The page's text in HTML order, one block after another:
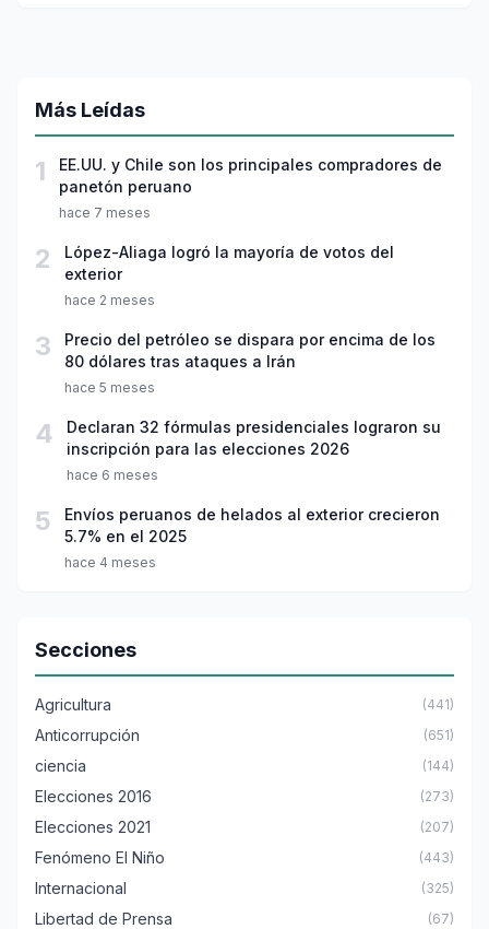
Más Leídas
1
EE.UU. y Chile son los principales compradores de
panetón peruano
hace 7 meses
2
López-Aliaga logró la mayoría de votos del
exterior
hace 2 meses
3
Precio del petróleo se dispara por encima de los
80 dólares tras ataques a Irán
hace 5 meses
4
Declaran 32 fórmulas presidenciales lograron su
inscripción para las elecciones 2026
hace 6 meses
5
Envíos peruanos de helados al exterior crecieron
5.7% en el 2025
hace 4 meses
Secciones
Agricultura (441)
Anticorrupción (651)
ciencia (144)
Elecciones 2016 (273)
Elecciones 2021 (207)
Fenómeno El Niño (443)
Internacional (325)
Libertad de Prensa (67)